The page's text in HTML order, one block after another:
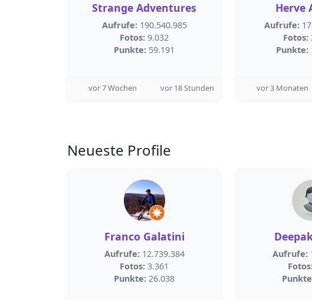
Strange Adventures
Aufrufe: 190.540.985
Fotos: 9.032
Punkte: 59.191
vor 7 Wochen vor 18 Stunden
Herve
Aufrufe:
Fotos:
Punkte:
vor 3 Monaten
Neueste Profile
Franco Galatini
Aufrufe: 12.739.384
Fotos: 3.361
Punkte: 26.038
Aufrufe:
Fotos: